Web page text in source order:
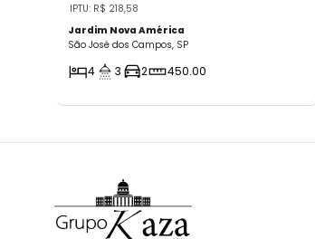
IPTU: R$ 218,58
Jardim Nova América
São José dos Campos, SP
4 3 2 450.00